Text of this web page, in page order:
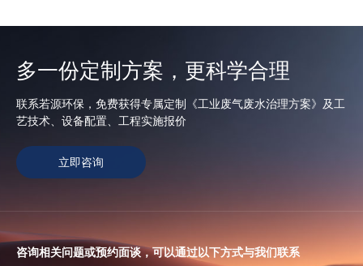
多一份定制方案，更科学合理
联系若源环保，免费获得专属定制《工业废气废水治理方案》及工
艺技术、设备配置、工程实施报价
立即咨询
咨询相关问题或预约面谈，可以通过以下方式与我们联系